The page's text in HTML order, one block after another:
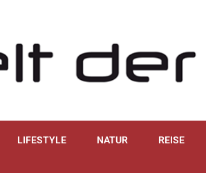
LIFESTYLE NATUR REISE